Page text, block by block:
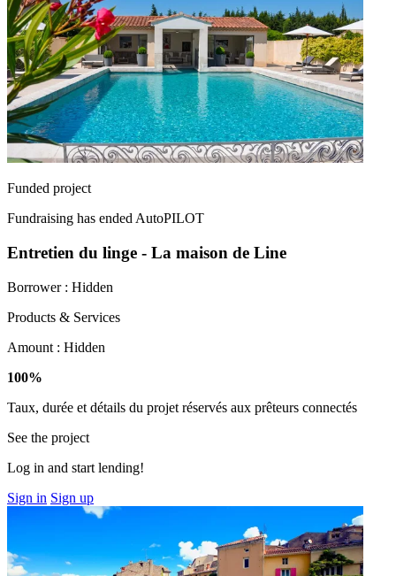
Funded project
Fundraising has ended AutoPILOT
Entretien du linge - La maison de Line
Borrower : Hidden
Products & Services
Amount : Hidden
100%
Taux, durée et détails du projet réservés aux prêteurs connectés
See the project
Log in and start lending!
Sign in Sign up